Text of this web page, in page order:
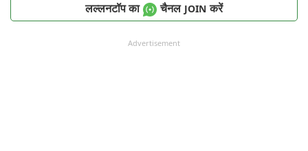
लल्लनटॉप का चैनल JOIN करें
Advertisement